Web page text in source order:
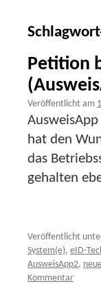
Petition
Veröffentlicht am
hat den
das
gehalten
Veröffentlicht
System(e), eID-
AusweisApp2,
Kommentar